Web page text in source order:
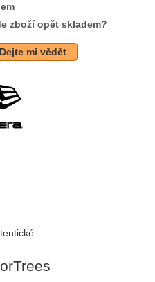
zboží opět skladem?
Dejte mi vědět